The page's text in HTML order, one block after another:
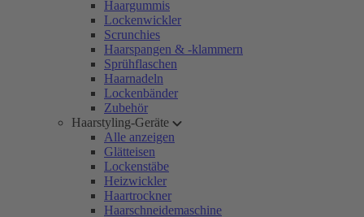
Haargummis
Lockenwickler
Scrunchies
Haarspangen & -klammern
Sprühflaschen
Haarnadeln
Lockenbänder
Zubehör
Haarstyling-Geräte
Alle anzeigen
Glätteisen
Lockenstäbe
Heizwickler
Haartrockner
Haarschneidemaschine